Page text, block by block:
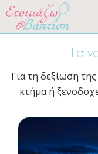
Για τη δεξίωση
κτήμα ή